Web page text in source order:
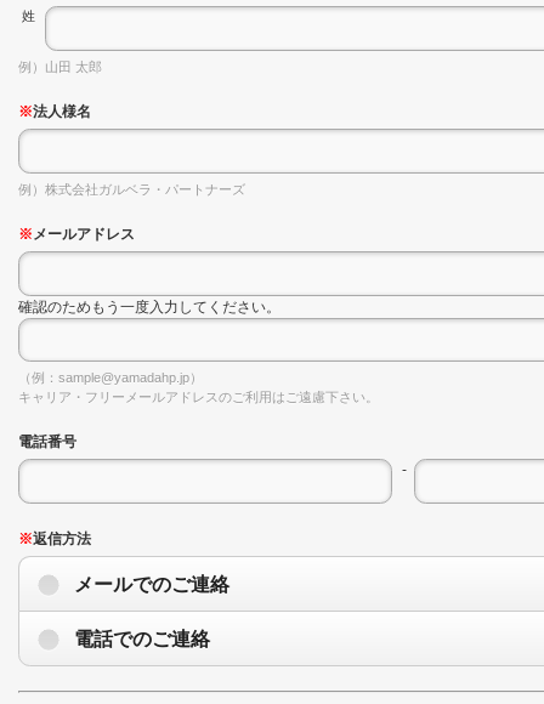
姓
例）山田 太郎
※法人様名
例）株式会社ガルベラ・パートナーズ
※ メールアドレス
確認のためもう一度入力してください。
（例：sample@yamadahp.jp）
キャリア・フリーメールアドレスのご利用はご遠慮下さい。
電話番号
-
※返信方法
メールでのご連絡
電話でのご連絡